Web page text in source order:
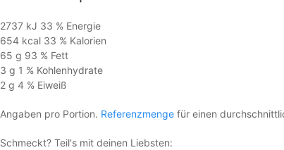
2737 kJ 33 % Energie
654 kcal 33 % Kalorien
65 g 93 % Fett
3 g 1 % Kohlen­hydrate
2 g 4 % Eiweiß
Angaben pro Portion. Referenzmenge für einen
Schmeckt? Teil's mit deinen Liebsten: